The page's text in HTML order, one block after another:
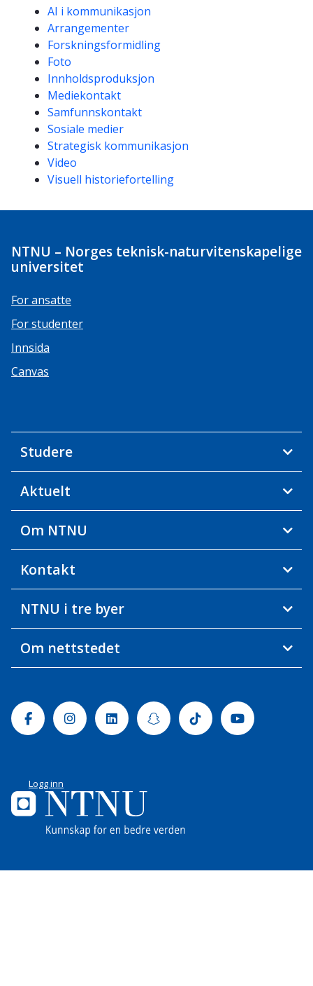
Kompetanseord
AI i kommunikasjon
Arrangementer
Forskningsformidling
Foto
Innholdsproduksjon
Mediekontakt
Samfunnskontakt
Sosiale medier
Strategisk kommunikasjon
Video
Visuell historiefortelling
NTNU – Norges teknisk-naturvitenskapelige
universitet
For ansatte
For studenter
Innsida
Canvas
Studere
Aktuelt
Om NTNU
Kontakt
NTNU i tre byer
Om nettstedet
FacebookInstagramLinkedinSnapchatTiktok Youtube
Logg inn